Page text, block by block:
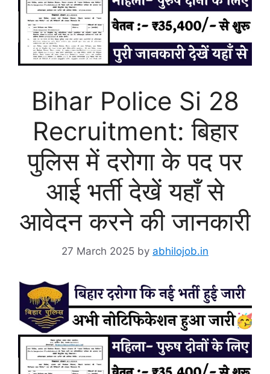
Bihar Police Si 28
Recruitment: बिहार
पुलिस में दरोगा के पद पर
आई भर्ती देखें यहाँ से
आवेदन करने की जानकारी
27 March 2025 by abhilojob.in